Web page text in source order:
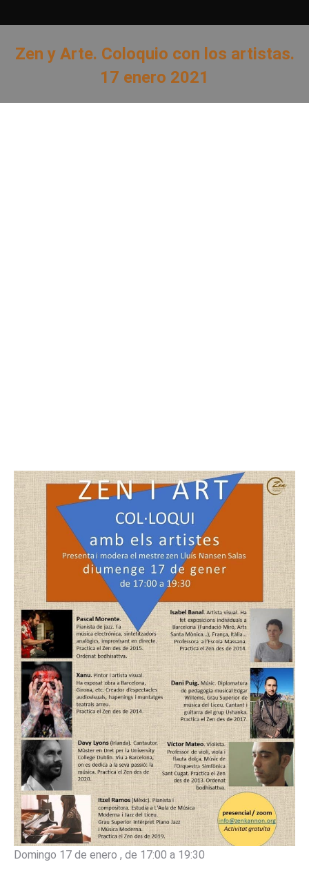
Zen y Arte. Coloquio con los artistas.
17 enero 2021
Domingo 17 de enero , de 17:00 a 19:30